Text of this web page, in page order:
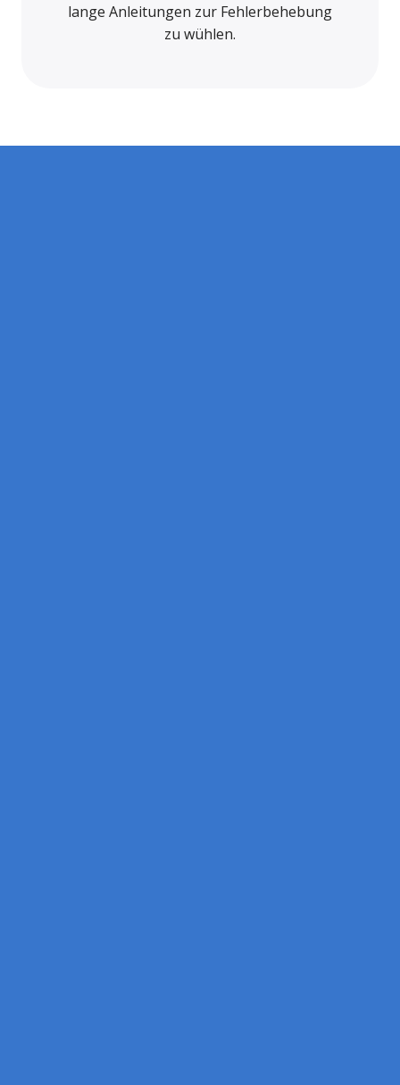
lange Anleitungen zur Fehlerbehebung
zu wühlen.